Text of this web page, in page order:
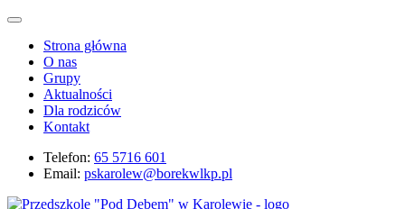
Strona główna
O nas
Grupy
Aktualności
Dla rodziców
Kontakt
Telefon: 65 5716 601
Email: pskarolew@borekwlkp.pl